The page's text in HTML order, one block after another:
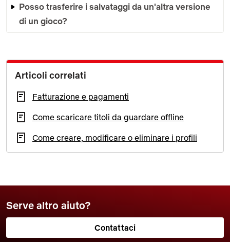
Posso trasferire i salvataggi da un'altra versione
di un gioco?
Articoli correlati
Fatturazione e pagamenti
Come scaricare titoli da guardare offline
Come creare, modificare o eliminare i profili
Serve altro aiuto?
Contattaci